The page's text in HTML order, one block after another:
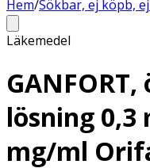
Hem/Sökbar, ej köpb,
Läkemedel
lösning 0,3
mg/ml